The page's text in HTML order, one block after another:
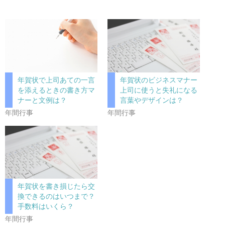
年賀状で上司あての一言
を添えるときの書き方マ
ナーと文例は？
年間行事
年賀状のビジネスマナー
上司に使うと失礼になる
言葉やデザインは？
年間行事
年賀状を書き損じたら交
換できるのはいつまで？
手数料はいくら？
年間行事